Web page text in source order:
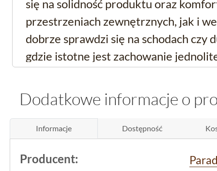
się na solidność produktu oraz
przestrzeniach zewnętrznych, jak i
dobrze sprawdzi się na schodach czy
gdzie istotne jest zachowanie
Funkcjonalność i
użytkowania
Brązowy klinkier antypoślizgowyna
Dodatkowe informacje o
Informacje Dostępność
Producent: